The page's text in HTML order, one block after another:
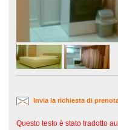
Invia la richiesta di
Questo testo è stato tradotto